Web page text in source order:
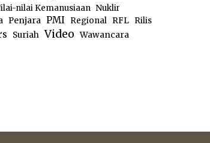
nilai Kemanusiaan Nuklir
Penjara PMI Regional RFL
Rilis
Suriah Video Wawancara